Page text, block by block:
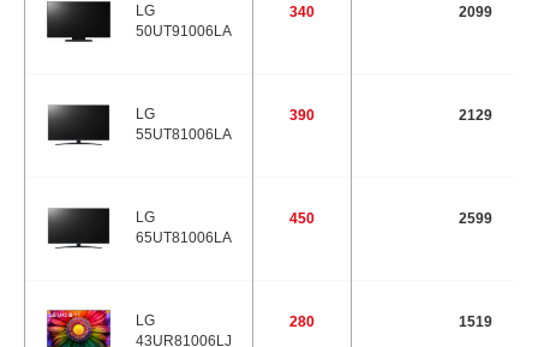
LG
50UT91006LA
340 2099
LG
55UT81006LA
390 2129
LG
65UT81006LA
450 2599
LG
43UR81006LJ
280 1519